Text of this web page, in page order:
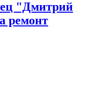
"Дмитрий
ремонт